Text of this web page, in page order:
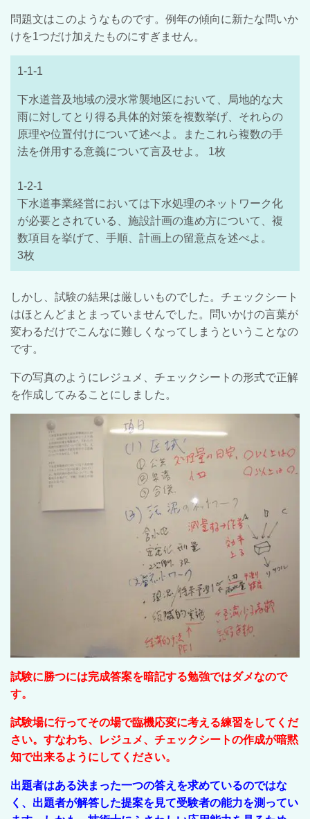
問題文はこのようなものです。例年の傾向に新たな問いか
けを1つだけ加えたものにすぎません。
1-1-1
下水道普及地域の浸水常襲地区において、局地的な大
雨に対してとり得る具体的対策を複数挙げ、それらの
原理や位置付けについて述べよ。またこれら複数の手
法を併用する意義について言及せよ。 1枚
1-2-1
下水道事業経営においては下水処理のネットワーク化
が必要とされている、施設計画の進め方について、複
数項目を挙げて、手順、計画上の留意点を述べよ。
3枚
しかし、試験の結果は厳しいものでした。チェックシート
はほとんどまとまっていませんでした。問いかけの言葉が
変わるだけでこんなに難しくなってしまうということなの
です。
下の写真のようにレジュメ、チェックシートの形式で正解
を作成してみることにしました。
試験に勝つには完成答案を暗記する勉強ではダメなので
す。
試験場に行ってその場で臨機応変に考える練習をしてくだ
さい。すなわち、レジュメ、チェックシートの作成が暗黙
知で出来るようにしてください。
出題者はある決まった一つの答えを求めているのではな
く、出題者が解答した提案を見て受験者の能力を測ってい